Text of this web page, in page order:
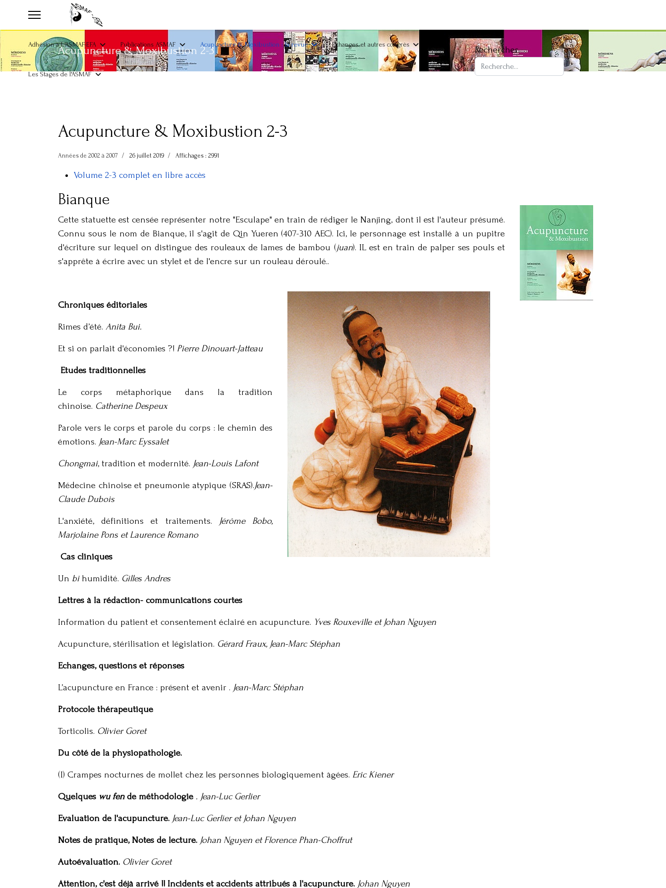
Adhésion à L'ASMAF-EFA Publications ASMAF Acupuncture & Moxibustion : la revue Echanges et autres congrès
Les Stages de l'ASMAF
Rechercher
Acupuncture & Moxibustion 2-3
Acupuncture & Moxibustion 2-3
Années de 2002 à 2007 26 juillet 2019 Affichages : 2991
Volume 2-3 complet en libre accès
Bianque
Cette statuette est censée représenter notre "Esculape" en train de rédiger le Nanjing, dont il est l'auteur présumé.
Connu sous le nom de Bianque, il s'agit de Qin Yueren (407-310 AEC). Ici, le personnage est installé à un pupitre
d'écriture sur lequel on distingue des rouleaux de lames de bambou (juan). IL est en train de palper ses pouls et
s'apprête à écrire avec un stylet et de l'encre sur un rouleau déroulé..
Chroniques éditoriales
Rimes d’été. Anita Bui.
Et si on parlait d'économies ?! Pierre Dinouart-Jatteau
Etudes traditionnelles
Le corps métaphorique dans la tradition
chinoise. Catherine Despeux
Parole vers le corps et parole du corps : le chemin des
émotions. Jean-Marc Eyssalet
Chongmai, tradition et modernité. Jean-Louis Lafont
Médecine chinoise et pneumonie atypique (SRAS).Jean-
Claude Dubois
L'anxiété, définitions et traitements.
Jérôme Bobo,
Marjolaine Pons et Laurence Romano
Cas cliniques
Un bi humidité. Gilles Andres
Lettres à la rédaction- communications courtes
Information du patient et consentement éclairé en acupuncture. Yves Rouxeville et Johan Nguyen
Acupuncture, stérilisation et législation. Gérard Fraux, Jean-Marc Stéphan
Echanges, questions et réponses
L’acupuncture en France : présent et avenir . Jean-Marc Stéphan
Protocole thérapeutique
Torticolis. Olivier Goret
Du côté de la physiopathologie.
(I) Crampes nocturnes de mollet chez les personnes biologiquement âgées. Eric Kiener
Quelques wu fende méthodologie . Jean-Luc Gerlier
Evaluation de l'acupuncture. Jean-Luc Gerlier et Johan Nguyen
Notes de pratique, Notes de lecture. Johan Nguyen et Florence Phan-Choffrut
Autoévaluation. Olivier Goret
Attention, c'est déjà arrivé !! Incidents et accidents attribués à l'acupuncture. Johan Nguyen